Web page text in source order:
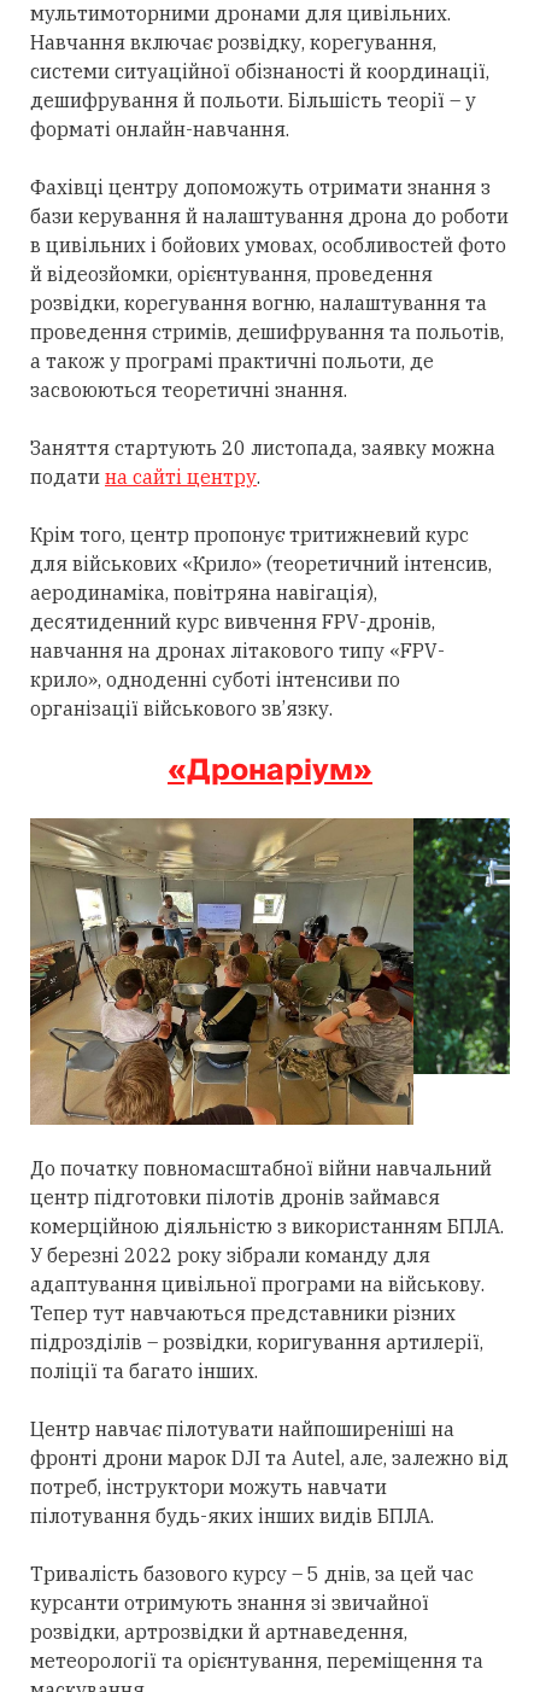
мультимоторними дронами для цивільних.
Навчання включає розвідку, корегування,
системи ситуаційної обізнаності й координації,
дешифрування й польоти. Більшість теорії – у
форматі онлайн-навчання.
Фахівці центру допоможуть отримати знання з
бази керування й налаштування дрона до роботи
в цивільних і бойових умовах, особливостей фото
й відеозйомки, орієнтування, проведення
розвідки, корегування вогню, налаштування та
проведення стримів, дешифрування та польотів,
а також у програмі практичні польоти, де
засвоюються теоретичні знання.
Заняття стартують 20 листопада, заявку можна
подати на сайті центру.
Крім того, центр пропонує тритижневий курс
для військових «Крило» (теоретичний інтенсив,
аеродинаміка, повітряна навігація),
десятиденний курс вивчення FPV-дронів,
навчання на дронах літакового типу «FPV-
крило», одноденні суботі інтенсиви по
організації військового зв’язку.
«Дронаріум»
До початку повномасштабної війни навчальний
центр підготовки пілотів дронів займався
комерційною діяльністю з використанням БПЛА.
У березні 2022 року зібрали команду для
адаптування цивільної програми на військову.
Тепер тут навчаються представники різних
підрозділів – розвідки, коригування артилерії,
поліції та багато інших.
Центр навчає пілотувати найпоширеніші на
фронті дрони марок DJI та Autel, але, залежно від
потреб, інструктори можуть навчати
пілотування будь-яких інших видів БПЛА.
Тривалість базового курсу – 5 днів, за цей час
курсанти отримують знання зі звичайної
розвідки, артрозвідки й артнаведення,
метеорології та орієнтування, переміщення та